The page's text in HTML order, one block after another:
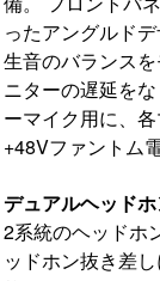
ったアングルド
生音のバランス
ニターの遅延を
ーマイク用に、
+48Vファントム
デュアルヘッド
2系統のヘッドホ
ッドホン抜き差